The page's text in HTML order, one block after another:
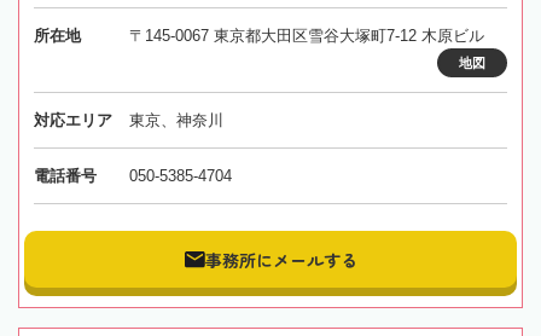
所在地 〒145-0067 東京都大田区雪谷大塚町7-12 木原ビル
地図
対応エリア 東京、神奈川
電話番号 050-5385-4704
事務所にメールする